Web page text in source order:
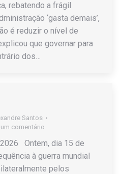
rebatendo a frágil
‘gasta demais’,
é reduzir o nível de
que governar para
dos…
Santos
um comentário
Ontem, dia 15 de
à guerra mundial
pelos